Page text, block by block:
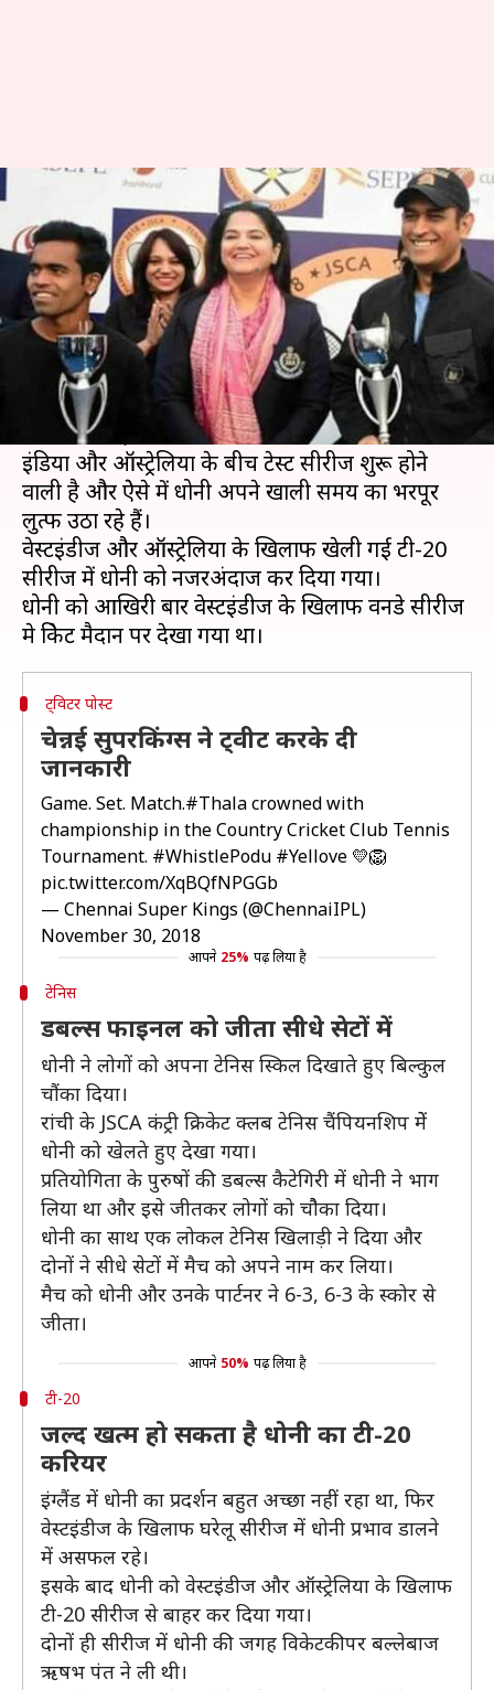
महेन्द्र सिंह धोनी ने रांची में जीता
लोकल टेनिस टूर्नामेंट
लेखन Neeraj Pandey Dec 01, 2018 08:29 pm
क्या है खबर?
भारतीय क्रिकेट टीम के अनुभवी खिलाड़ी व पूर्व कप्तान
महेन्द्र सिंह धोनी ने रांची में टेनिस टूर्नामेंट जीतकर अपनी
ताकत का एहसास करा दिया।
इंडिया और ऑस्ट्रेलिया के बीच टेस्ट सीरीज शुरू होने
वाली है और ऐेसे में धोनी अपने खाली समय का भरपूर
लुत्फ उठा रहे हैं।
वेस्टइंडीज और ऑस्ट्रेलिया के खिलाफ खेली गई टी-20
सीरीज में धोनी को नजरअंदाज कर दिया गया।
धोनी को आखिरी बार वेस्टइंडीज के खिलाफ वनडे सीरीज
ट्विटर पोस्ट
चेन्नई सुपरकिंग्स ने ट्वीट करके दी
जानकारी
Game. Set. Match.#Thalacrowned with
championship in the Country Cricket Club Tennis
Tournament. #WhistlePodu #Yellove 💛🦁
pic.twitter.com/XqBQfNPGGb
— Chennai Super Kings (@ChennaiIPL)
November 30, 2018
आपने 25% पढ़ लिया है
टेनिस
डबल्स फाइनल को जीता सीधे सेटों में
धोनी ने लोगों को अपना टेनिस स्किल दिखाते हुए बिल्कुल
चौंका दिया।
रांची के JSCA कंट्री क्रिकेट क्लब टेनिस चैंपियनशिप मेें
धोनी को खेलते हुए देखा गया।
प्रतियोगिता के पुरुषों की डबल्स कैटेगिरी में धोनी ने भाग
लिया था और इसे जीतकर लोगों को चौेका दिया।
धोनी का साथ एक लोकल टेनिस खिलाड़ी ने दिया और
दोनों ने सीधे सेटों में मैच को अपने नाम कर लिया।
मैच को धोनी और उनके पार्टनर ने 6-3, 6-3 के स्कोर से
जीता।
आपने 50% पढ़ लिया है
टी-20
जल्द खत्म हो सकता है धोनी का टी-20
करियर
इंग्लैंड में धोनी का प्रदर्शन बहुत अच्छा नहीं रहा था, फिर
वेस्टइंडीज के खिलाफ घरेलू सीरीज में धोनी प्रभाव डालने
में असफल रहे।
इसके बाद धोनी को वेस्टइंडीज और ऑस्ट्रेलिया के खिलाफ
टी-20 सीरीज से बाहर कर दिया गया।
दोनों ही सीरीज में धोनी की जगह विकेटकीपर बल्लेबाज
ऋषभ पंत ने ली थी।